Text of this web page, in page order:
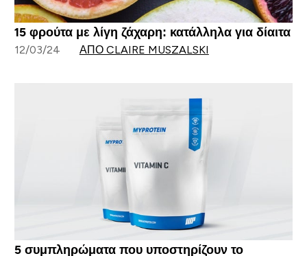
15 φρούτα με λίγη ζάχαρη: κατάλληλα για δίαιτα
12/03/24 ΑΠΌ CLAIRE MUSZALSKI
5 συμπληρώματα που υποστηρίζουν το